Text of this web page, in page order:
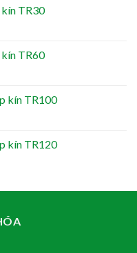
TR30
TR60
kín TR100
kín TR120